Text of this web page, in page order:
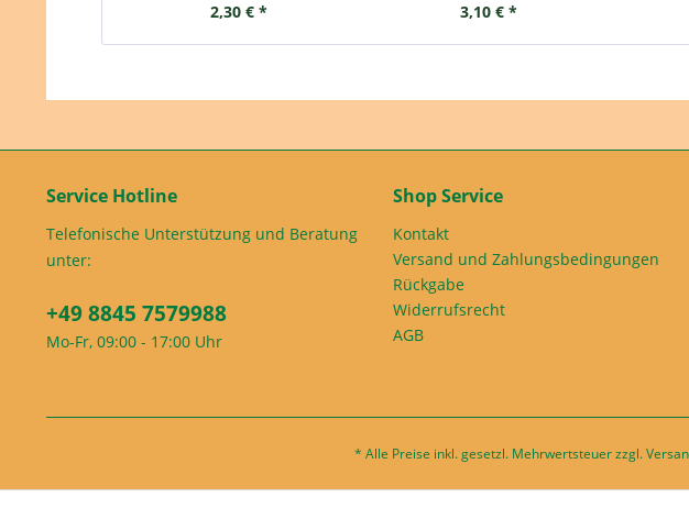
2,30 € * 3,10 € *
Service Hotline
Telefonische Unterstützung und Beratung
unter:
+49 8845 7579988
Mo-Fr, 09:00 - 17:00 Uhr
Shop Service
Kontakt
Versand und Zahlungsbedingungen
Rückgabe
Widerrufsrecht
AGB
* Alle Preise inkl. gesetzl. Mehrwertsteuer zzgl.